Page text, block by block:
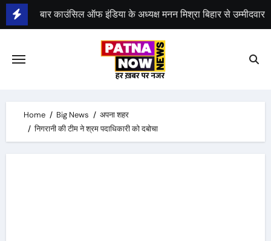
Skip
to
भीम सेना का भारत बंद, राजद का बंद को समर्थन
Home Big News
अपना शहर
निगरानी की टीम ने श्रम पदाधिकारी को दबोचा